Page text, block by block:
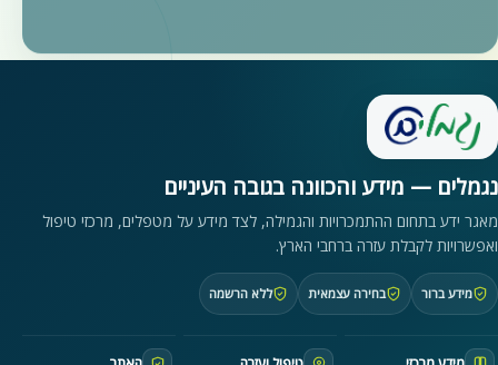
נגמלים — מידע והכוונה בגובה העיניים
מאגר ידע בתחום ההתמכרויות והגמילה, לצד מידע על מטפלים, מרכזי טיפול
ואפשרויות לקבלת עזרה ברחבי הארץ.
מידע ברור בחירה עצמאית ללא הרשמה